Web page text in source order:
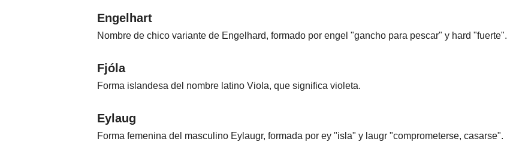
Engelhart
Nombre de chico variante de Engelhard, formado por engel "gancho para pescar" y hard "fuerte".
Fjóla
Forma islandesa del nombre latino Viola, que significa violeta.
Eylaug
Forma femenina del masculino Eylaugr, formada por ey "isla" y laugr "comprometerse, casarse".